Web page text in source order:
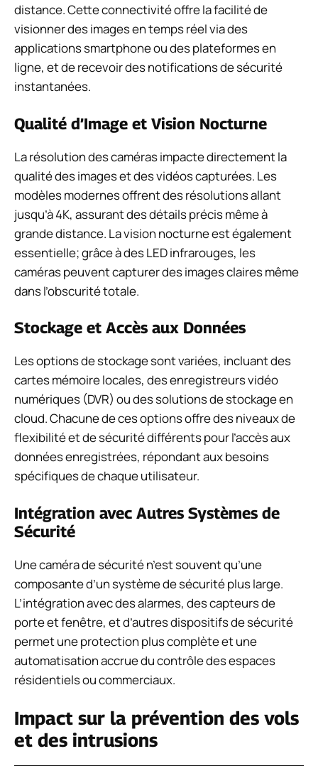
distance. Cette connectivité offre la facilité de
visionner des images en temps réel via des
applications smartphone ou des plateformes en
ligne, et de recevoir des notifications de sécurité
instantanées.
Qualité d’Image et Vision Nocturne
La résolution des caméras impacte directement la
qualité des images et des vidéos capturées. Les
modèles modernes offrent des résolutions allant
jusqu’à 4K, assurant des détails précis même à
grande distance. La vision nocturne est également
essentielle; grâce à des LED infrarouges, les
caméras peuvent capturer des images claires même
dans l’obscurité totale.
Stockage et Accès aux Données
Les options de stockage sont variées, incluant des
cartes mémoire locales, des enregistreurs vidéo
numériques (DVR) ou des solutions de stockage en
cloud. Chacune de ces options offre des niveaux de
flexibilité et de sécurité différents pour l’accès aux
données enregistrées, répondant aux besoins
spécifiques de chaque utilisateur.
Intégration avec Autres Systèmes de
Sécurité
Une caméra de sécurité n’est souvent qu’une
composante d’un système de sécurité plus large.
L’intégration avec des alarmes, des capteurs de
porte et fenêtre, et d’autres dispositifs de sécurité
permet une protection plus complète et une
automatisation accrue du contrôle des espaces
résidentiels ou commerciaux.
Impact sur la prévention des vols
et des intrusions